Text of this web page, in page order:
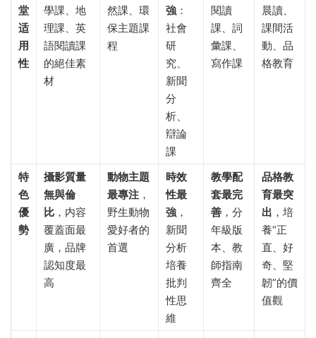
堂
适
用
性
學課、地
理課、英
語閱讀課
的絕佳素
材
然課、環
保主題課
程
強 ：
社會
研
究、
新聞
分
析、
辯論
課
閱讀
課、詞
彙課、
寫作課
晨讀、
課間活
動、品
格教育
特
色
優
勢
攝影質量
無與倫
比 ，内容
覆蓋面最
廣，品牌
認知度最
高
動物主題
最專注 ，
野生動物
愛好者的
首選
時效
性最
強 ，
新聞
分析
培養
批判
性思
維
教學配
套最完
善 ，分
年級版
本、教
師指南
齊全
品格教
育最突
出 ，培
養“正
直、好
奇、堅
韌”的價
值觀